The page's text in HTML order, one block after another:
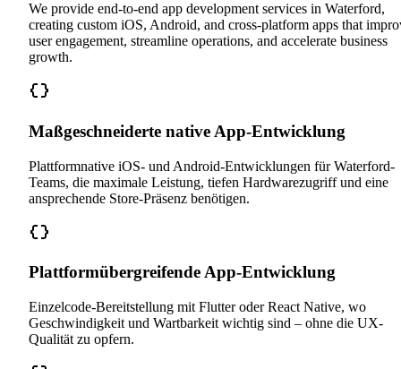
We provide end-to-end app development services in Waterford,
creating custom iOS, Android, and cross-platform apps that
user engagement, streamline operations, and accelerate business
growth.
Maßgeschneiderte native App-Entwicklung
Plattformnative iOS- und Android-Entwicklungen für Waterford-
Teams, die maximale Leistung, tiefen Hardwarezugriff und eine
ansprechende Store-Präsenz benötigen.
Plattformübergreifende App-Entwicklung
Einzelcode-Bereitstellung mit Flutter oder React Native, wo
Geschwindigkeit und Wartbarkeit wichtig sind – ohne die UX-
Qualität zu opfern.